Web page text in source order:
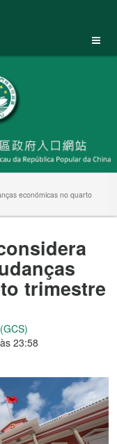
económicas no quarto
trimestre
23:58